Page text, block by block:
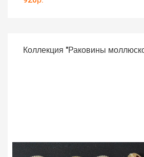
Коллекция "Раковины